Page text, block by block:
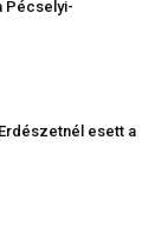
Pécselyi-
esett a